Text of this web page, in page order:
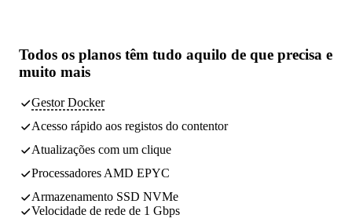
Todos os planos têm tudo aquilo de que precisa e
muito mais
Gestor Docker
Acesso rápido aos registos do contentor
Atualizações com um clique
Processadores AMD EPYC
Armazenamento SSD NVMe
Velocidade de rede de 1 Gbps